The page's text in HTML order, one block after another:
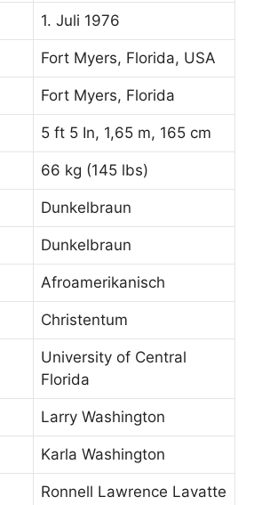
1. Juli 1976
Fort Myers, Florida, USA
Fort Myers, Florida
5 ft 5 In, 1,65 m, 165 cm
66 kg (145 lbs)
Dunkelbraun
Dunkelbraun
Afroamerikanisch
Christentum
University of Central
Florida
Larry Washington
Karla Washington
Ronnell Lawrence Lavatte